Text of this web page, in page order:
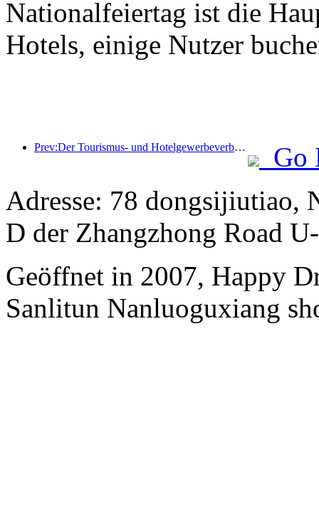
Nationalfeiertag ist die
Hotels, einige Nutzer
Prev:Der Tourismus- und Hotelgewerbeverband der Provinz Hainan schlägt vor, Hotels zu vorübergehenden Zufluchtsorten für von der Katastrophe betroffene Bewohner zu machen
Go
Adresse: 78 dongsijiutiao,
D der Zhangzhong Road
Geöffnet in 2007, Happy
Sanlitun Nanluoguxiang